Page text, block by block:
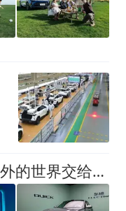
续约20年，通用把美国以外的世界交给上汽通用